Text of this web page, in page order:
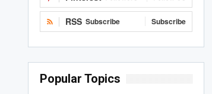
RSS Subscribe Subscribe
Popular Topics